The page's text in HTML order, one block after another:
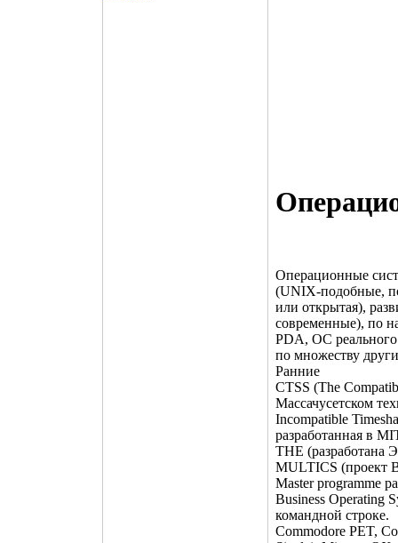
Операционные
(UNIX-подобные,
или открытая),
современные), по
PDA, ОС реального
по множеству
Ранние
CTSS (The
Массачусетском
Incompatible
разработанная в
THE (разработана
MULTICS (проект
Master programme
Business Operating
командной строке.
Commodore PET,